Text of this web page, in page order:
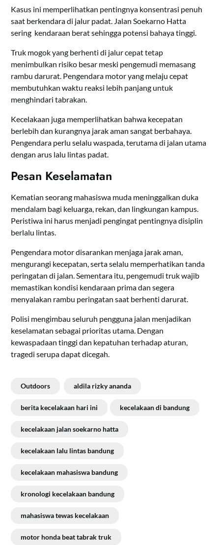
Kasus ini memperlihatkan pentingnya konsentrasi penuh
saat berkendara di jalur padat. Jalan Soekarno Hatta
sering kendaraan berat sehingga potensi bahaya tinggi.
Truk mogok yang berhenti di jalur cepat tetap
menimbulkan risiko besar meski pengemudi memasang
rambu darurat. Pengendara motor yang melaju cepat
membutuhkan waktu reaksi lebih panjang untuk
menghindari tabrakan.
Kecelakaan juga memperlihatkan bahwa kecepatan
berlebih dan kurangnya jarak aman sangat berbahaya.
Pengendara perlu selalu waspada, terutama di jalan utama
dengan arus lalu lintas padat.
Pesan Keselamatan
Kematian seorang mahasiswa muda meninggalkan duka
mendalam bagi keluarga, rekan, dan lingkungan kampus.
Peristiwa ini harus menjadi pengingat pentingnya disiplin
berlalu lintas.
Pengendara motor disarankan menjaga jarak aman,
mengurangi kecepatan, serta selalu memperhatikan tanda
peringatan di jalan. Sementara itu, pengemudi truk wajib
memastikan kondisi kendaraan prima dan segera
menyalakan rambu peringatan saat berhenti darurat.
Polisi mengimbau seluruh pengguna jalan menjadikan
keselamatan sebagai prioritas utama. Dengan
kewaspadaan tinggi dan kepatuhan terhadap aturan,
tragedi serupa dapat dicegah.
Outdoors aldila rizky ananda
berita kecelakaan hari ini kecelakaan di bandung
kecelakaan jalan soekarno hatta
kecelakaan lalu lintas bandung
kecelakaan mahasiswa bandung
kronologi kecelakaan bandung
mahasiswa tewas kecelakaan
motor honda beat tabrak truk